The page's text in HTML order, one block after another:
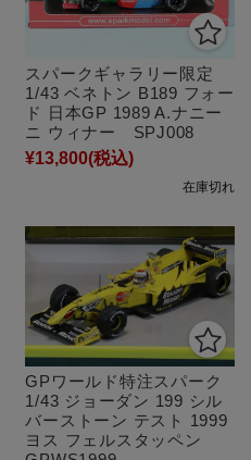
スパークギャラリー限定
1/43 ベネトン B189 フォー
ド 日本GP 1989 A.ナニー
ニ ウィナー SPJ008
¥13,800(税込)
在庫切れ
GPワールド特注スパーク
1/43 ジョーダン 199 シル
バーストーン テスト 1999
ヨス フェルスタッペン